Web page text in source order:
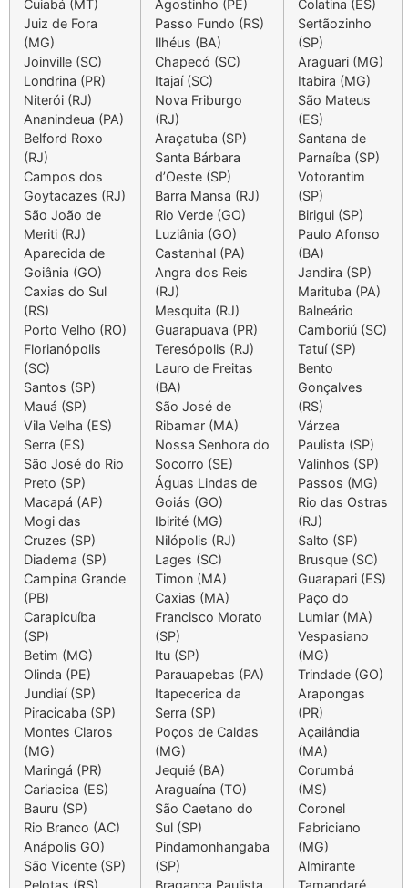
Cuiabá (MT)
Juiz de Fora
(MG)
Joinville (SC)
Londrina (PR)
Niterói (RJ)
Ananindeua (PA)
Belford Roxo
(RJ)
Campos dos
Goytacazes (RJ)
São João de
Meriti (RJ)
Aparecida de
Goiânia (GO)
Caxias do Sul
(RS)
Porto Velho (RO)
Florianópolis
(SC)
Santos (SP)
Mauá (SP)
Vila Velha (ES)
Serra (ES)
São José do Rio
Preto (SP)
Macapá (AP)
Mogi das
Cruzes (SP)
Diadema (SP)
Campina Grande
(PB)
Carapicuíba
(SP)
Betim (MG)
Olinda (PE)
Jundiaí (SP)
Piracicaba (SP)
Montes Claros
(MG)
Maringá (PR)
Cariacica (ES)
Bauru (SP)
Rio Branco (AC)
Anápolis GO)
São Vicente (SP)
Pelotas (RS)
Agostinho (PE)
Passo Fundo (RS)
Ilhéus (BA)
Chapecó (SC)
Itajaí (SC)
Nova Friburgo
(RJ)
Araçatuba (SP)
Santa Bárbara
d’Oeste (SP)
Barra Mansa (RJ)
Rio Verde (GO)
Luziânia (GO)
Castanhal (PA)
Angra dos Reis
(RJ)
Mesquita (RJ)
Guarapuava (PR)
Teresópolis (RJ)
Lauro de Freitas
(BA)
São José de
Ribamar (MA)
Nossa Senhora do
Socorro (SE)
Águas Lindas de
Goiás (GO)
Ibirité (MG)
Nilópolis (RJ)
Lages (SC)
Timon (MA)
Caxias (MA)
Francisco Morato
(SP)
Itu (SP)
Parauapebas (PA)
Itapecerica da
Serra (SP)
Poços de Caldas
(MG)
Jequié (BA)
Araguaína (TO)
São Caetano do
Sul (SP)
Pindamonhangaba
(SP)
Bragança Paulista
Colatina (ES)
Sertãozinho
(SP)
Araguari (MG)
Itabira (MG)
São Mateus
(ES)
Santana de
Parnaíba (SP)
Votorantim
(SP)
Birigui (SP)
Paulo Afonso
(BA)
Jandira (SP)
Marituba (PA)
Balneário
Camboriú (SC)
Tatuí (SP)
Bento
Gonçalves
(RS)
Várzea
Paulista (SP)
Valinhos (SP)
Passos (MG)
Rio das Ostras
(RJ)
Salto (SP)
Brusque (SC)
Guarapari (ES)
Paço do
Lumiar (MA)
Vespasiano
(MG)
Trindade (GO)
Arapongas
(PR)
Açailândia
(MA)
Corumbá
(MS)
Coronel
Fabriciano
(MG)
Almirante
Tamandaré